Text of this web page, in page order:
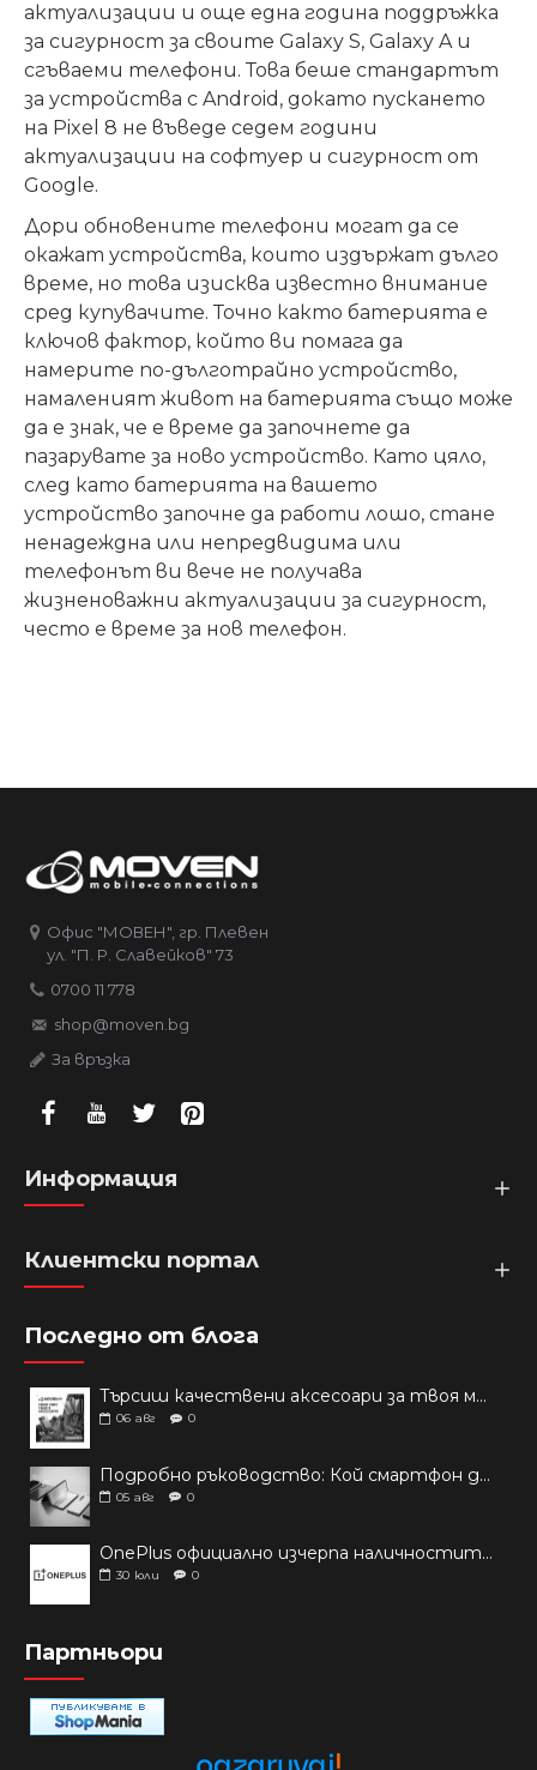
актуализации и още една година поддръжка
за сигурност за своите Galaxy S, Galaxy A и
сгъваеми телефони. Това беше стандартът
за устройства с Android, докато пускането
на Pixel 8 не въведе седем години
актуализации на софтуер и сигурност от
Google.
Дори обновените телефони могат да се
окажат устройства, които издържат дълго
време, но това изисква известно внимание
сред купувачите. Точно както батерията е
ключов фактор, който ви помага да
намерите по-дълготрайно устройство,
намаленият живот на батерията също може
да е знак, че е време да започнете да
пазарувате за ново устройство. Като цяло,
след като батерията на вашето
устройство започне да работи лошо, стане
ненадеждна или непредвидима или
телефонът ви вече не получава
жизненоважни актуализации за сигурност,
често е време за нов телефон.
Офис "МОВЕН", гр. Плевен
ул. "П. Р. Славейков" 73
0700 11 778
shop@moven.bg
За връзка
Информация
Клиентски портал
Последно от блога
Търсиш качествени аксесоари за твоя модел? Как правилно да защитим новия си смартфон: Ръководство за аксесоари през 2026 г.
06 авг 0
Подробно ръководство: Кой смартфон да купиш през 2026 г.?
05 авг 0
OnePlus официално изчерпа наличностите си от телефони на основни пазари
30 юли 0
Партньори